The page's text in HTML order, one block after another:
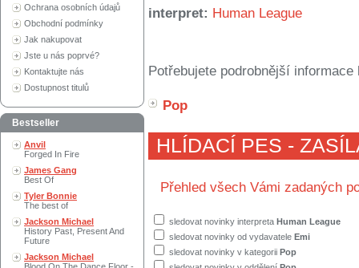
Ochrana osobních údajů
Obchodní podmínky
Jak nakupovat
Jste u nás poprvé?
Kontaktujte nás
Dostupnost titulů
Bestseller
Anvil
Forged In Fire
James Gang
Best Of
Tyler Bonnie
The best of
Jackson Michael
History Past, Present And
Future
Jackson Michael
interpret: Human League
Potřebujete podrobnější
Pop
HLÍDACÍ PES -
Přehled všech Vámi zadaných
sledovat novinky interpreta Human League
sledovat novinky od vydavatele Emi
sledovat novinky v kategorii Pop